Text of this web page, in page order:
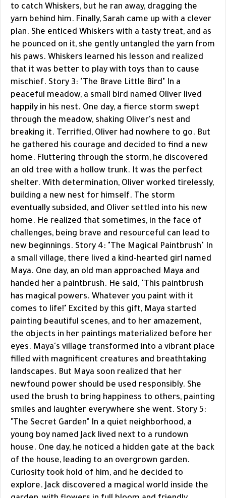
to catch Whiskers, but he ran away, dragging the
yarn behind him. Finally, Sarah came up with a clever
plan. She enticed Whiskers with a tasty treat, and as
he pounced on it, she gently untangled the yarn from
his paws. Whiskers learned his lesson and realized
that it was better to play with toys than to cause
mischief. Story 3: "The Brave Little Bird" In a
peaceful meadow, a small bird named Oliver lived
happily in his nest. One day, a fierce storm swept
through the meadow, shaking Oliver's nest and
breaking it. Terrified, Oliver had nowhere to go. But
he gathered his courage and decided to find a new
home. Fluttering through the storm, he discovered
an old tree with a hollow trunk. It was the perfect
shelter. With determination, Oliver worked tirelessly,
building a new nest for himself. The storm
eventually subsided, and Oliver settled into his new
home. He realized that sometimes, in the face of
challenges, being brave and resourceful can lead to
new beginnings. Story 4: "The Magical Paintbrush" In
a small village, there lived a kind-hearted girl named
Maya. One day, an old man approached Maya and
handed her a paintbrush. He said, "This paintbrush
has magical powers. Whatever you paint with it
comes to life!" Excited by this gift, Maya started
painting beautiful scenes, and to her amazement,
the objects in her paintings materialized before her
eyes. Maya's village transformed into a vibrant place
filled with magnificent creatures and breathtaking
landscapes. But Maya soon realized that her
newfound power should be used responsibly. She
used the brush to bring happiness to others, painting
smiles and laughter everywhere she went. Story 5:
"The Secret Garden" In a quiet neighborhood, a
young boy named Jack lived next to a rundown
house. One day, he noticed a hidden gate at the back
of the house, leading to an overgrown garden.
Curiosity took hold of him, and he decided to
explore. Jack discovered a magical world inside the